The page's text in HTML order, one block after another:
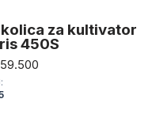
za kultivator
450S
59.500